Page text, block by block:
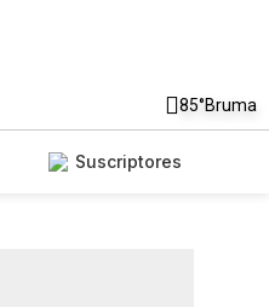
85°Bruma
Suscriptores